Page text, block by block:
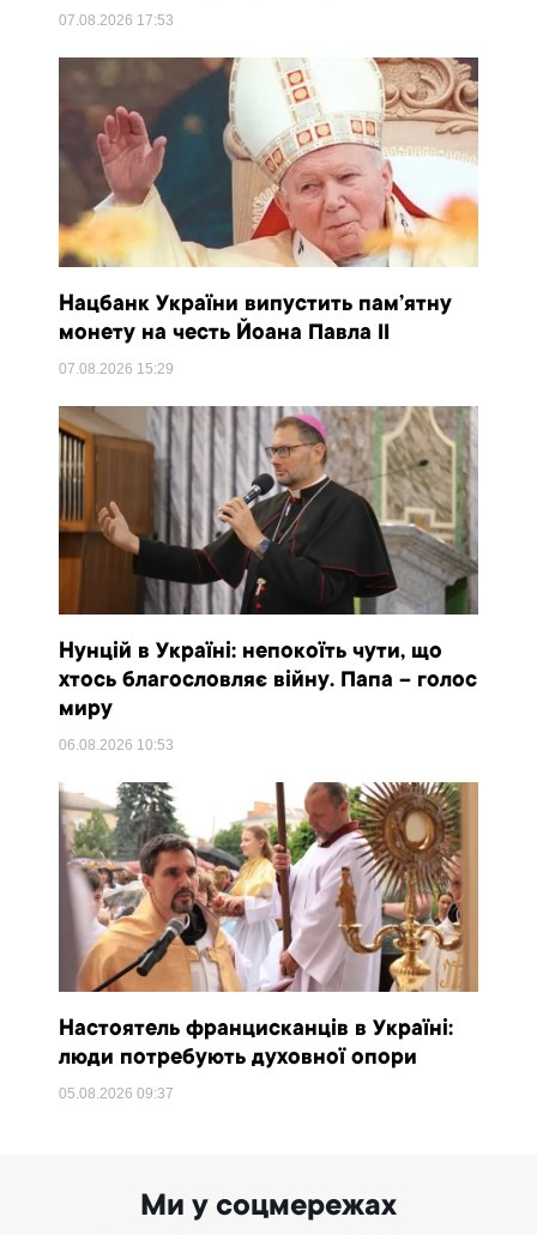
07.08.2026 17:53
Нацбанк України випустить пам’ятну
монету на честь Йоана Павла II
07.08.2026 15:29
Нунцій в Україні: непокоїть чути, що
хтось благословляє війну. Папа – голос
миру
06.08.2026 10:53
Настоятель францисканців в Україні:
люди потребують духовної опори
05.08.202609:37
Ми у соцмережах